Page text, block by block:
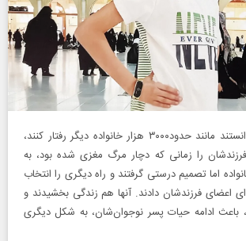
خانواده شبانی می‌توانستند مانند حدود۳۰۰۰ هزار خانواده دیگر رفتار کنند،
را زمانی که دچار مرگ مغزی شده بود، به
اما تصمیم درستی گرفتند و راه دیگری را انتخاب
اعضای فرزندشان دادند. آنها هم زندگی بخشیدند و
ادامه حیات پسر نوجوان‌شان، به شکل دیگری